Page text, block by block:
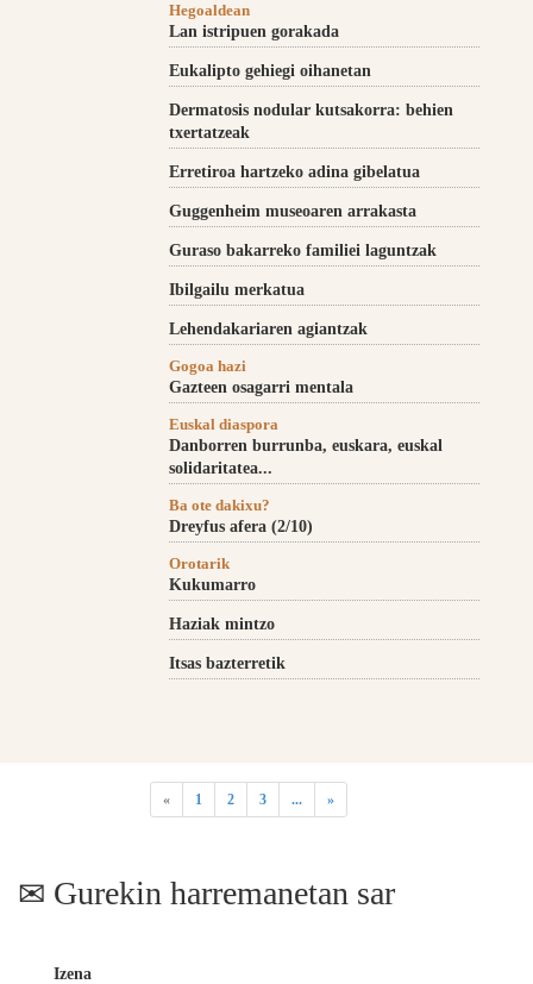
Hegoaldean
Lan istripuen gorakada
Eukalipto gehiegi oihanetan
Dermatosis nodular kutsakorra: behien
txertatzeak
Erretiroa hartzeko adina gibelatua
Guggenheim museoaren arrakasta
Guraso bakarreko familiei laguntzak
Ibilgailu merkatua
Lehendakariaren agiantzak
Gogoa hazi
Gazteen osagarri mentala
Euskal diaspora
Danborren burrunba, euskara, euskal
solidaritatea...
Ba ote dakixu?
Dreyfus afera (2/10)
Orotarik
Kukumarro
Haziak mintzo
Itsas bazterretik
« 1 2 3 ... »
Gurekin harremanetan sar
Izena